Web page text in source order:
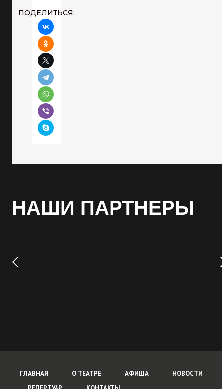
ПОДЕЛИТЬСЯ:
НАШИ ПАРТНЕРЫ
ГЛАВНАЯ О ТЕАТРЕ АФИША
НОВОСТИ